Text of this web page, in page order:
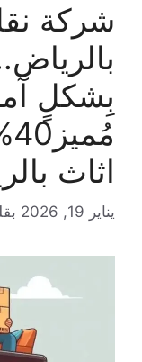
شركة
بِشكلٍ
اثاث
يناير 19, 2026